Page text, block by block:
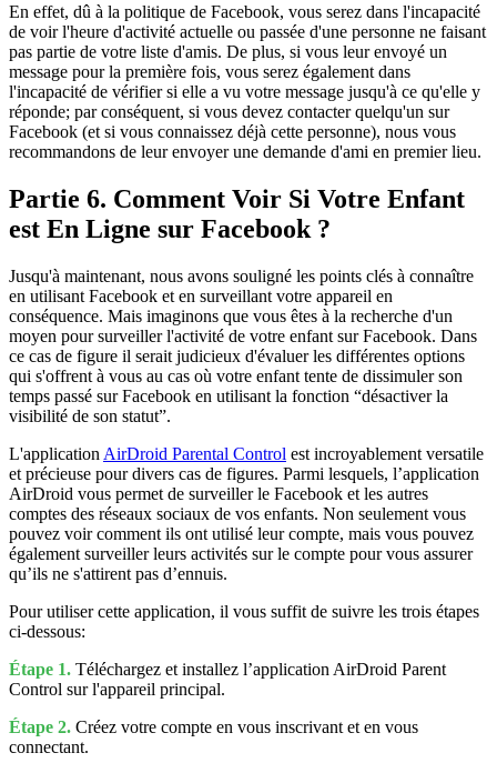
En effet, dû à la politique de Facebook, vous serez dans l'incapacité
de voir l'heure d'activité actuelle ou passée d'une personne ne faisant
pas partie de votre liste d'amis. De plus, si vous leur envoyé un
message pour la première fois, vous serez également dans
l'incapacité de vérifier si elle a vu votre message jusqu'à ce qu'elle y
réponde; par conséquent, si vous devez contacter quelqu'un sur
Facebook (et si vous connaissez déjà cette personne), nous vous
recommandons de leur envoyer une demande d'ami en premier lieu.
Partie 6. Comment Voir Si Votre Enfant
est En Ligne sur Facebook ?
Jusqu'à maintenant, nous avons souligné les points clés à connaître
en utilisant Facebook et en surveillant votre appareil en
conséquence. Mais imaginons que vous êtes à la recherche d'un
moyen pour surveiller l'activité de votre enfant sur Facebook. Dans
ce cas de figure il serait judicieux d'évaluer les différentes options
qui s'offrent à vous au cas où votre enfant tente de dissimuler son
temps passé sur Facebook en utilisant la fonction “désactiver la
visibilité de son statut”.
L'application AirDroid Parental Control est incroyablement versatile
et précieuse pour divers cas de figures. Parmi lesquels, l’application
AirDroid vous permet de surveiller le Facebook et les autres
comptes des réseaux sociaux de vos enfants. Non seulement vous
pouvez voir comment ils ont utilisé leur compte, mais vous pouvez
également surveiller leurs activités sur le compte pour vous assurer
qu’ils ne s'attirent pas d’ennuis.
Pour utiliser cette application, il vous suffit de suivre les trois étapes
ci-dessous:
Étape 1. Téléchargez et installez l’application AirDroid Parent
Control sur l'appareil principal.
Étape 2. Créez votre compte en vous inscrivant et en vous
connectant.